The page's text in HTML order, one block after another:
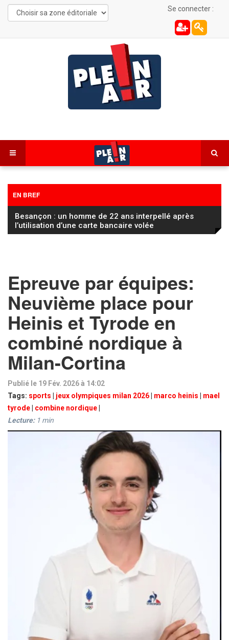
Se connecter :
EN BREF
Besançon : recherché par la justice, il est interpellé
lors d’un différend de voisinage
Epreuve par équipes:
Neuvième place pour
Heinis et Tyrode en
combiné nordique à
Milan-Cortina
Publié le 19 Fév. 2026 à 14:02
Tags: sports jeux olympiques milan 2026 marco heinis
mael
tyrode
combine nordique
Lecture: 1 min